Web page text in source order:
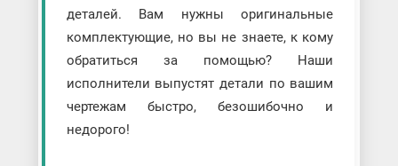
деталей. Вам нужны оригинальные
комплектующие, но вы не знаете, к кому
обратиться за помощью? Наши
исполнители выпустят детали по вашим
чертежам быстро, безошибочно и
недорого!